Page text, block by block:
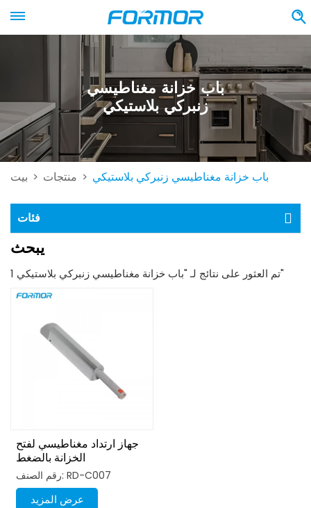
باب خزانة مغناطيسي
زنبركي بلاستيكي
بيت > منتجات > باب خزانة مغناطيسي زنبركي بلاستيكي
فئات
يبحث
1 تم العثور على نتائج لـ "باب خزانة مغناطيسي زنبركي بلاستيكي"
جهاز ارتداد مغناطيسي لفتح
الخزانة بالضغط
رقم الصنف: RD-C007
عرض المزيد